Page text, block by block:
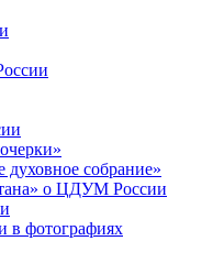
собрание»
о ЦДУМ России
фотографиях